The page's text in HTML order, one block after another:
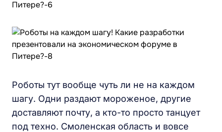
Роботы тут вообще чуть ли не на каждом
шагу. Одни раздают мороженое, другие
доставляют почту, а кто-то просто танцует
под техно. Смоленская область и вовсе